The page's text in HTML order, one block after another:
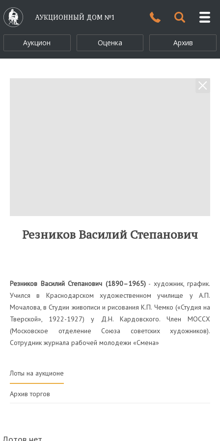
АУКЦИОННЫЙ ДОМ №1
Аукцион Оценка Архив
Резников Василий Степанович
Резников Василий Степанович (1890–1965)- художник, график.
Учился в Краснодарском художественном училище у А.П.
Мочалова, в Студии живописи и рисования К.П. Чемко («Студия на
Тверской», 1922-1927) у Д.Н. Кардовского. Член МОССХ
(Московское отделение Союза советских художников).
Сотрудник журнала рабочей молодежи «Смена»
Лоты на аукционе
Архив торгов